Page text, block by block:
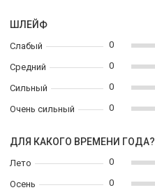
ШЛЕЙФ
Слабый
Средний
Сильный
Очень сильный
0
0
0
0
ДЛЯ КАКОГО ВРЕМЕНИ ГОДА?
Лето
Осень
0
0